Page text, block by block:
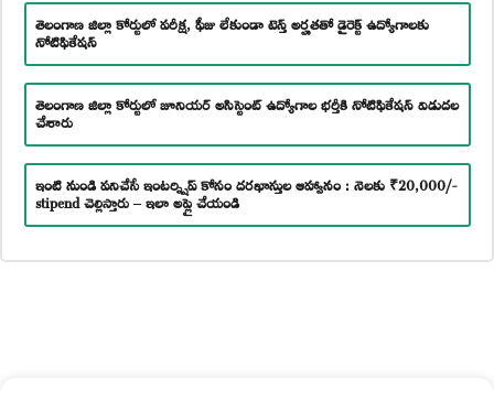
తెలంగాణ జిల్లా కోర్టులో పరీక్ష, ఫీజు లేకుండా టెన్త్ అర్హతతో డైరెక్ట్ ఉద్యోగాలకు
నోటిఫికేషన్
తెలంగాణ జిల్లా కోర్టులో జూనియర్ అసిస్టెంట్ ఉద్యోగాల భర్తీకి నోటిఫికేషన్ విడుదల
చేశారు
ఇంటి నుండి పనిచేసే ఇంటర్న్షిప్ కోసం దరఖాస్తుల ఆహ్వానం : నెలకు ₹20,000/-
stipend చెల్లిస్తారు – ఇలా అప్లై చేయండి